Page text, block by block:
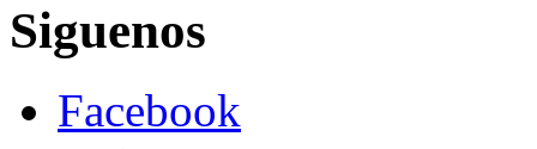
Siguenos
Facebook